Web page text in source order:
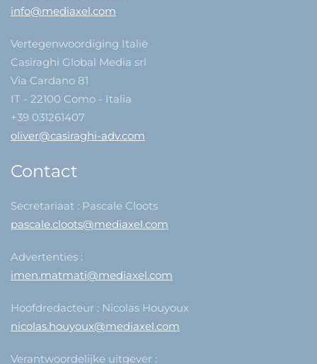
info@mediaxel.com
Vertegenwoordiging Italië
Casiraghi Global Media srl
Via Cardano 81
IT - 22100 Como - Italia
+39 031261407
oliver@casiraghi-adv.com
Contact
Secretariaat : Pascale Cloots
pascale.cloots@mediaxel.com
Advertenties :
imen.matmati@mediaxel.com
Hoofdredacteur : Nicolas Houyoux
nicolas.houyoux@mediaxel.com
Verantwoordelijke uitgever :